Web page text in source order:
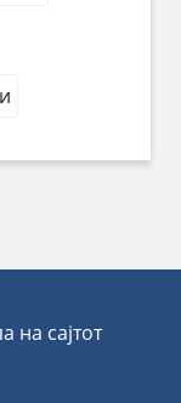
на сајтот